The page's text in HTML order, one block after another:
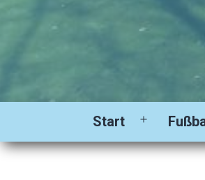
Start
Menü
öffnen